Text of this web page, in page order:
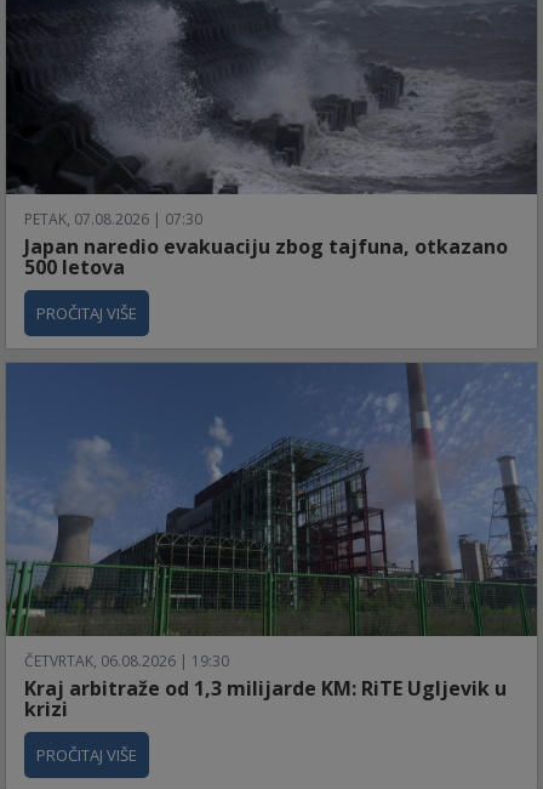
PETAK, 07.08.2026 | 07:30
Japan naredio evakuaciju zbog tajfuna, otkazano
500 letova
PROČITAJ VIŠE
ČETVRTAK, 06.08.2026 | 19:30
Kraj arbitraže od 1,3 milijarde KM: RiTE Ugljevik u
krizi
PROČITAJ VIŠE